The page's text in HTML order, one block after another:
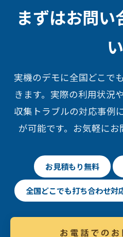
まずはお問い
い
実機のデモに全国どこで
きます。実際の利用状況
収集トラブルの対応事例
が可能です。お気軽にお
お見積もり無料
全国どこでも打ち合わせ対